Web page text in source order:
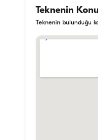
Teknenin
Teknenin bulunduğu